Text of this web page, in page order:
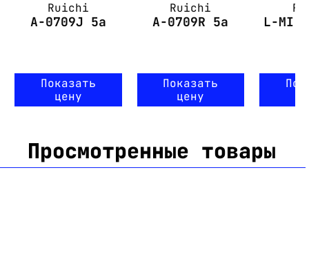
Ruichi
A-0709J 5a
Показать
цену
Ruichi
A-0709R 5a
Показать
цену
L-MI-
Просмотренные товары